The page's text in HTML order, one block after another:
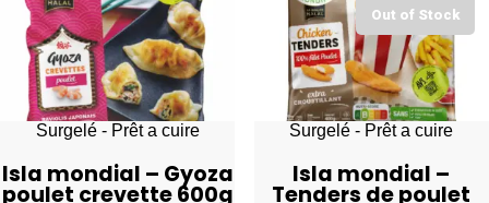
Surgelé - Prêt a cuire
Isla mondial – Gyoza
poulet crevette 600g
Out of Stock
Surgelé - Prêt a cuire
Isla mondial –
Tenders de poulet